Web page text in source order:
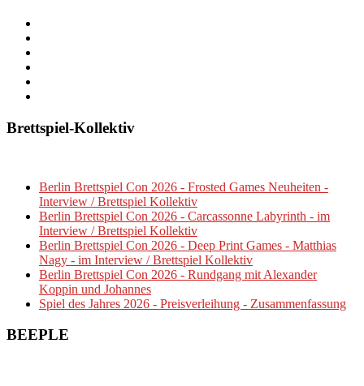
Brettspiel-Kollektiv
Berlin Brettspiel Con 2026 - Frosted Games Neuheiten -
Interview / Brettspiel Kollektiv
Berlin Brettspiel Con 2026 - Carcassonne Labyrinth - im
Interview / Brettspiel Kollektiv
Berlin Brettspiel Con 2026 - Deep Print Games - Matthias
Nagy - im Interview / Brettspiel Kollektiv
Berlin Brettspiel Con 2026 - Rundgang mit Alexander
Koppin und Johannes
Spiel des Jahres 2026 - Preisverleihung - Zusammenfassung
BEEPLE